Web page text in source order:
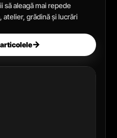
să aleagă mai repede
grădină și lucrări
→